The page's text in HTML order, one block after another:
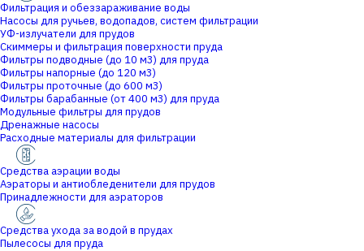
Фильтрация и обеззараживание воды
Насосы для ручьев, водопадов, систем фильтрации
УФ-излучатели для прудов
Скиммеры и фильтрация поверхности пруда
Фильтры подводные (до 10 м3) для пруда
Фильтры напорные (до 120 м3)
Фильтры проточные (до 600 м3)
Фильтры барабанные (от 400 м3) для пруда
Модульные фильтры для прудов
Дренажные насосы
Расходные материалы для фильтрации
Средства аэрации воды
Аэраторы и антиобледенители для прудов
Принадлежности для аэраторов
Средства ухода за водой в прудах
Пылесосы для пруда